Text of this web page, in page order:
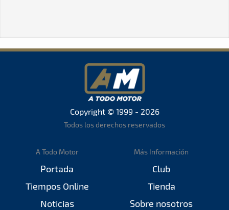
Copyright © 1999 - 2026
Todos los derechos reservados
A Todo Motor
Portada
Tiempos Online
Noticias
Más Información
Club
Tienda
Sobre nosotros